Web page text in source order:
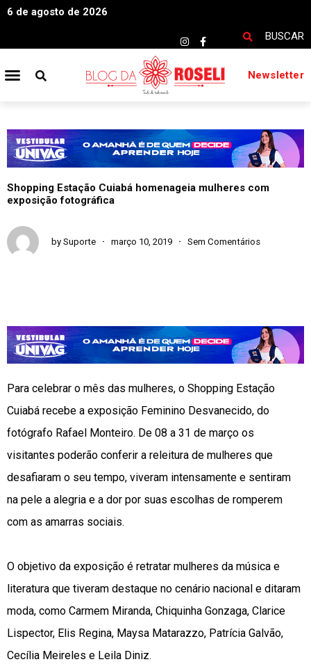
6 de agosto de 2026
BUSCAR
Newsletter
Shopping Estação Cuiabá homenageia mulheres com
exposição fotográfica
by Suporte março 10, 2019 Sem Comentários
Para celebrar o mês das mulheres, o Shopping Estação
Cuiabá recebe a exposição Feminino Desvanecido, do
fotógrafo Rafael Monteiro. De 08 a 31 de março os
visitantes poderão conferir a releitura de mulheres que
desafiaram o seu tempo, viveram intensamente e sentiram
na pele a alegria e a dor por suas escolhas de romperem
com as amarras sociais.
O objetivo da exposição é retratar mulheres da música e
literatura que tiveram destaque no cenário nacional e ditaram
moda, como Carmem Miranda, Chiquinha Gonzaga, Clarice
Lispector, Elis Regina, Maysa Matarazzo, Patrícia Galvão,
Cecília Meireles e Leila Diniz.